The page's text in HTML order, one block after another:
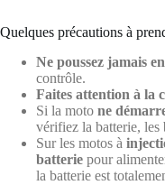
Quelques précautions à
Ne poussez jamais
contrôle.
Faites attention à la
Si la moto ne
vérifiez la batterie, les
Sur les motos à
batterie pour
la batterie est